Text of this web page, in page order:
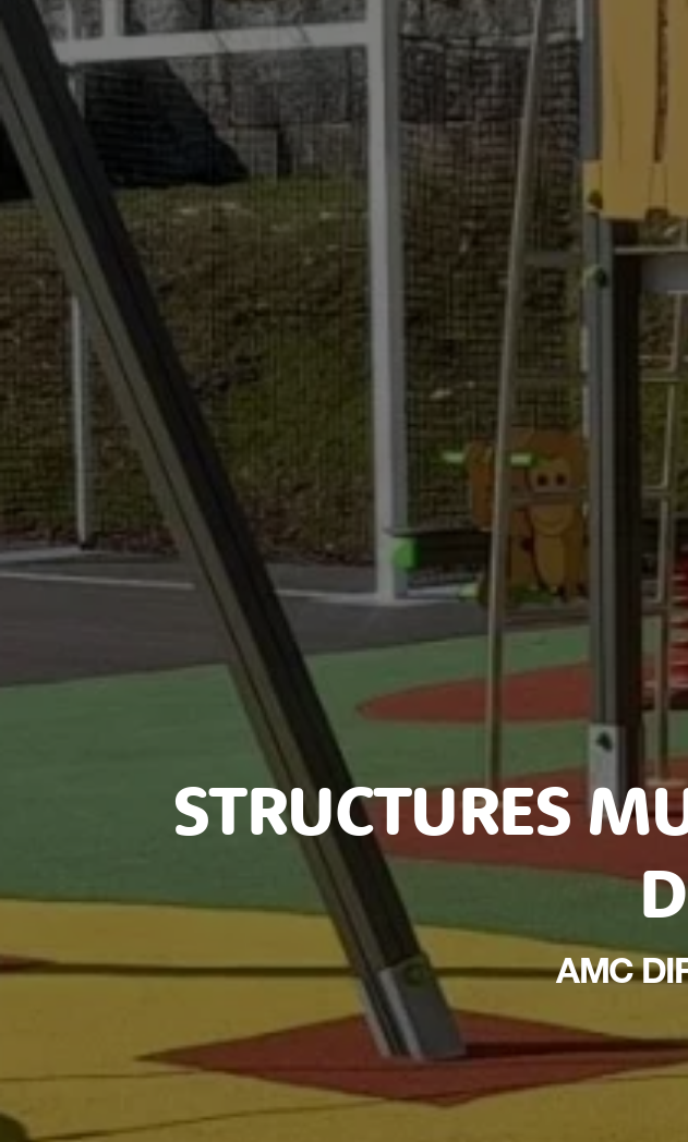
STRUCTURES
AMC